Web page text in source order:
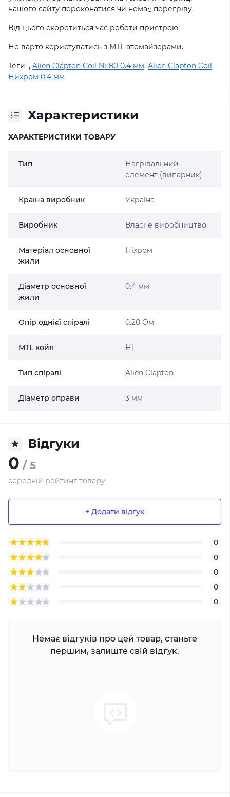
нашого сайту переконатися чи немає перегріву.
Від цього скоротиться час роботи пристрою
Не варто користуватись з MTL атомайзерами.
Теги: , Alien Clapton Coil Ni-80 0.4 мм, Alien Clapton Coil
Нихром 0.4 мм
Характеристики
ХАРАКТЕРИСТИКИ ТОВАРУ
Тип
Нагрівальний
елемент (випарник)
Країна виробник Україна
Виробник Власне виробництво
Матеріал основної
жили
Ніхром
Діаметр основної
жили
0.4 мм
Опір однієї спіралі 0.20 Ом
MTL койл Ні
Тип спіралі Alien Clapton
Діаметр оправи 3 мм
Відгуки
0 / 5
середній рейтинг товару
+ Додати відгук
0
0
0
0
0
Немає відгуків про цей товар, станьте
першим, залиште свій відгук.